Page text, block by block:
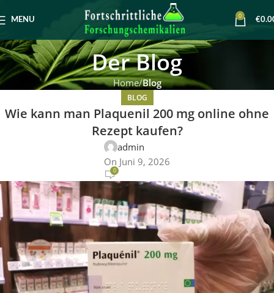
MENU
0
€
Der Blog
Home Blog
BLOG
Wie kann man Plaquenil 200 mg online ohne
Rezept kaufen?
admin
On Juni 9, 2026
0